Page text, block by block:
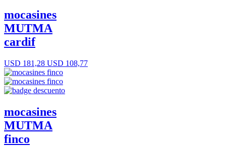
mocasines
MUTMA
cardif
USD 181,28 USD 108,77
mocasines
MUTMA
finco